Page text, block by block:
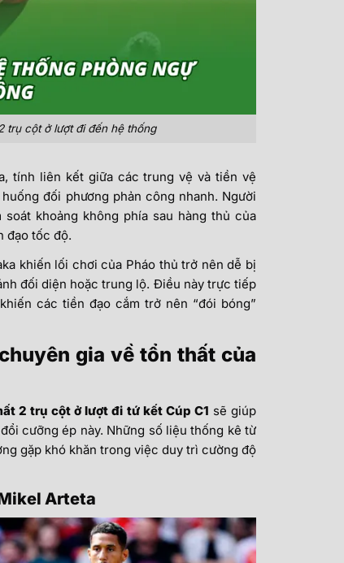
trụ cột ở lượt đi đến hệ thống
tính liên kết giữa các trung vệ và tiền vệ
đối phương phản công nhanh. Người
khoảng không phía sau hàng thủ của
đạo tốc độ.
khiến lối chơi của Pháo thủ trở nên dễ bị
đối diện hoặc trung lộ. Điều này trực tiếp
các tiền đạo cắm trở nên “đói bóng”
gia về tổn thất của
2 trụ cột ở lượt đi tứ kết Cúp C1 sẽ giúp
cưỡng ép này. Những số liệu thống kê từ
gặp khó khăn trong việc duy trì cường độ
Arteta